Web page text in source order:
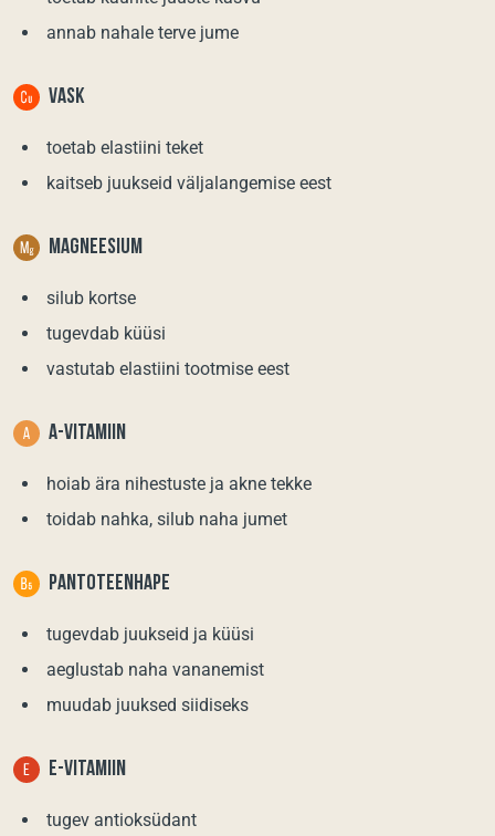
annab nahale terve jume
VASK
toetab elastiini teket
kaitseb juukseid väljalangemise eest
МАGNEESIUM
silub kortse
tugevdab küüsi
vastutab elastiini tootmise eest
A-VITAMIIN
hoiab ära nihestuste ja akne tekke
toidab nahka, silub naha jumet
PANTOTEENHAPE
tugevdab juukseid ja küüsi
aeglustab naha vananemist
muudab juuksed siidiseks
E-VITAMIIN
tugev antioksüdant